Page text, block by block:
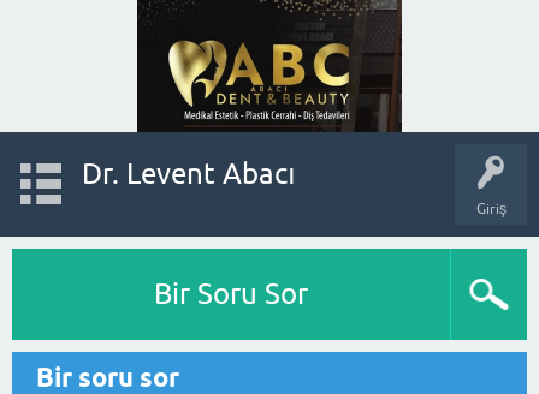
Giriş
Dr. Levent Abacı
Bir Soru Sor
Bir soru sor